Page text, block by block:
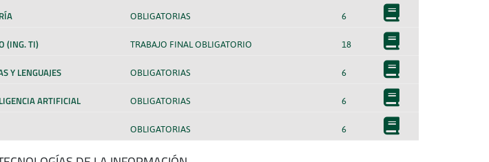
OBLIGATORIAS 6
(ING. TI) TRABAJO FINAL OBLIGATORIO 18
Y LENGUAJES OBLIGATORIAS 6
ARTIFICIAL OBLIGATORIAS 6
OBLIGATORIAS 6